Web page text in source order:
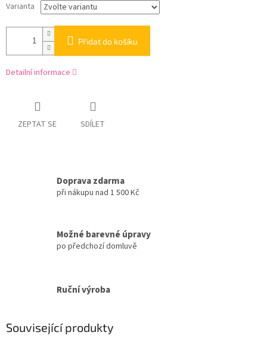
Varianta
Přidat do košíku
Detailní informace
ZEPTAT SE SDÍLET
Doprava zdarma
při nákupu nad 1 500 Kč
Možné barevné úpravy
po předchozí domluvě
Ruční výroba
Související produkty